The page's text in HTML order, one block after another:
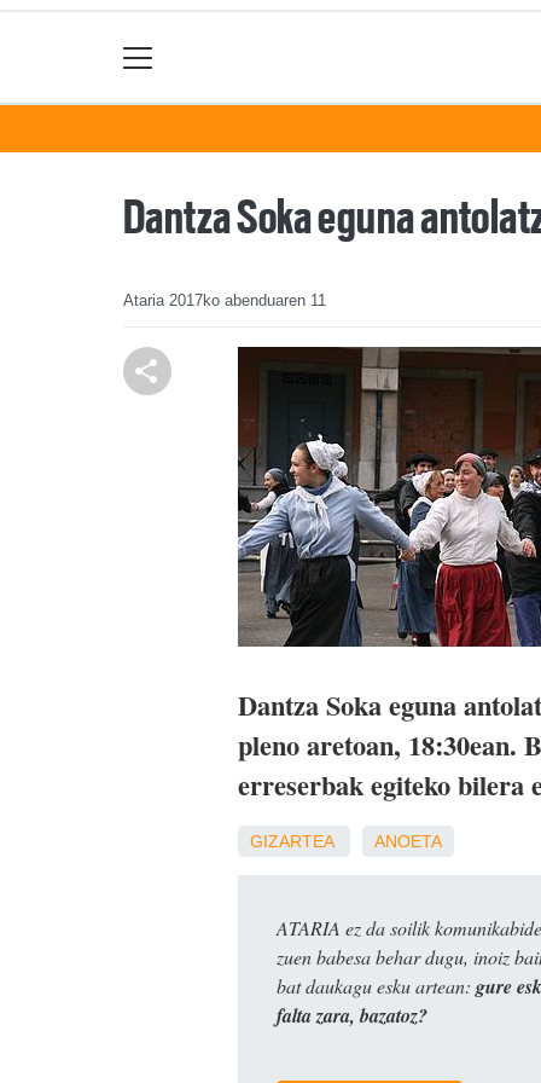
Dantza Soka eguna
Ataria 2017ko abenduaren 11
Dantza Soka eguna
pleno aretoan, 18:30ean.
erreserbak egiteko bilera
GIZARTEA ANOETA
ATARIA ez da soilik
zuen babesa behar dugu, inoiz
bat daukagu esku artean: gure
falta zara, bazatoz?